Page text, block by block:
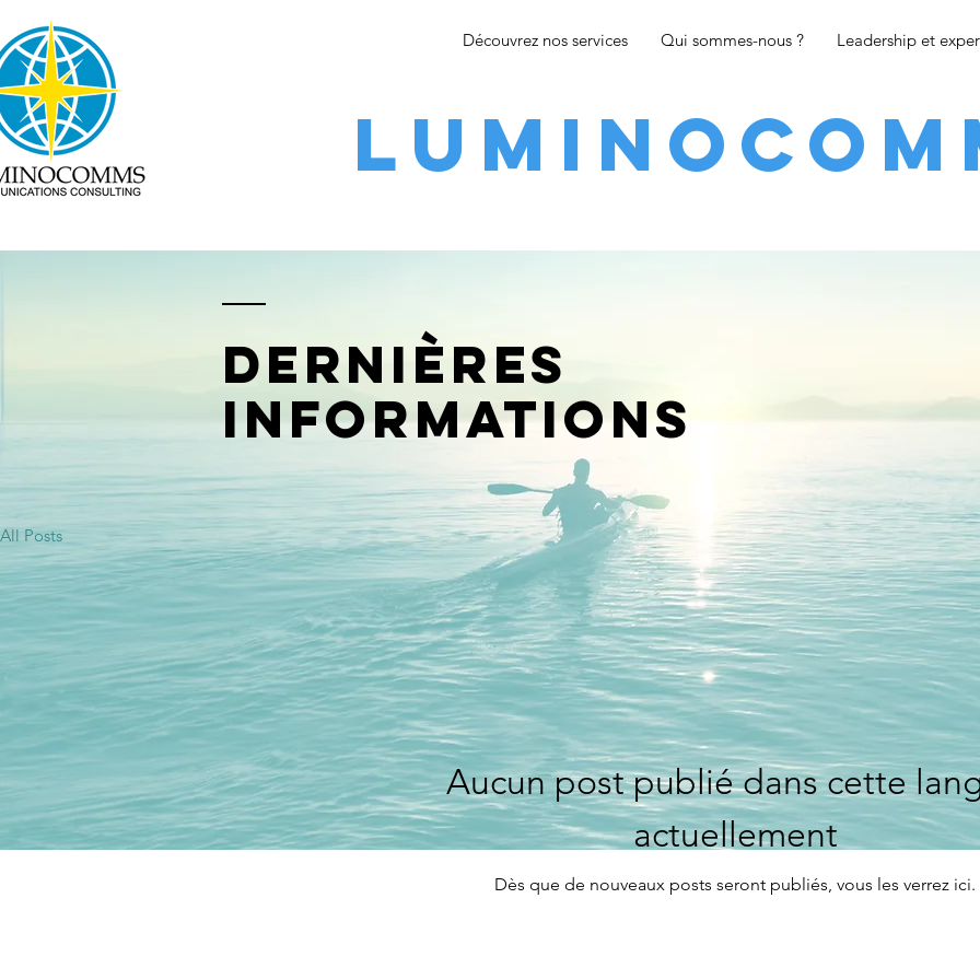
Découvrez nos services Qui sommes-nous ? Leadership et
Dernières
informations
All Posts
Aucun post publié dans cette
actuellement
Dès que de nouveaux posts seront publiés, vous les verrez ici.